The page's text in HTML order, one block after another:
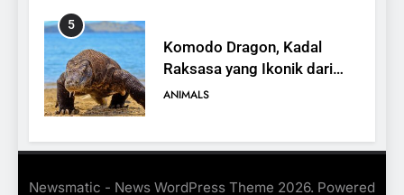
5
Komodo Dragon, Kadal
Raksasa yang Ikonik dari
Indonesia
ANIMALS
6
Emas, Penemuan Baru di
Newsmatic - News WordPress Theme 2026. Powered